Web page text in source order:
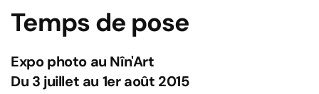
Temps de pose
Expo photo au Nîn'Art
Du 3 juillet au 1er août 2015